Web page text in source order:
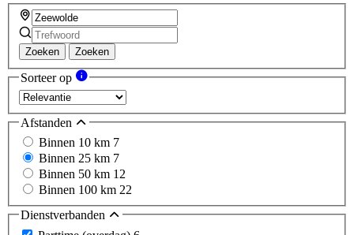
Zoeken Zoeken
Sorteer op
Afstanden
Binnen 10 km 7
Binnen 25 km 7
Binnen 50 km 12
Binnen 100 km 22
Dienstverbanden